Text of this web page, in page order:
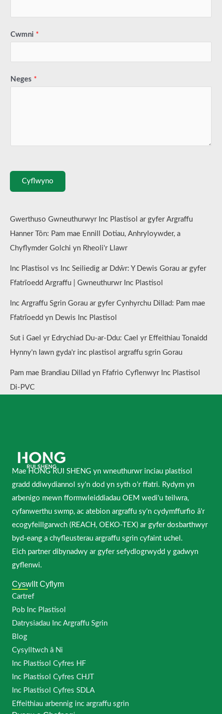
Cwmni *
Neges *
Cyflwyno
Gwerthuso Gwneuthurwyr Inc Plastisol ar gyfer Argraffu
Hanner Tôn: Pam mae Ennill Dotiau, Anhryloywder, a
Chyflymder Golchi yn Rheoli'r Llawr
Inc Plastisol vs Inc Seiliedig ar Ddŵr: Y Dewis Gorau ar gyfer
Ffatrïoedd Argraffu | Gwneuthurwr Inc Plastisol
Inc Argraffu Sgrin Gorau ar gyfer Cynhyrchu Dillad: Pam mae
Ffatrïoedd yn Dewis Inc Plastisol
Sut i Gael yr Edrychiad Du-ar-Ddu: Cael yr Effeithiau Tonaidd
Hynny'n Iawn gyda'r inc plastisol argraffu sgrin Gorau
Pam mae Brandiau Dillad yn Ffafrio Cyflenwyr Inc Plastisol
Di-PVC
Mae HONG RUI SHENG yn wneuthurwr inciau plastisol
gradd ddiwydiannol sy'n dod yn syth o'r ffatri. Rydym yn
arbenigo mewn fformwleiddiadau OEM wedi'u teilwra,
cyfanwerthu swmp, ac atebion argraffu sy'n cydymffurfio â'r
ecogyfeillgarwch (REACH, OEKO-TEX) ar gyfer dosbarthwyr
byd-eang a chyfleusterau argraffu sgrin cyfaint uchel.
Eich partner dibynadwy ar gyfer sefydlogrwydd y gadwyn
gyflenwi.
Cyswllt Cyflym
Cartref
Pob Inc Plastisol
Datrysiadau Inc Argraffu Sgrin
Blog
Cysylltwch â Ni
Inc Plastisol Cyfres HF
Inc Plastisol Cyfres CHJT
Inc Plastisol Cyfres SDLA
Effeithiau arbennig inc argraffu sgrin